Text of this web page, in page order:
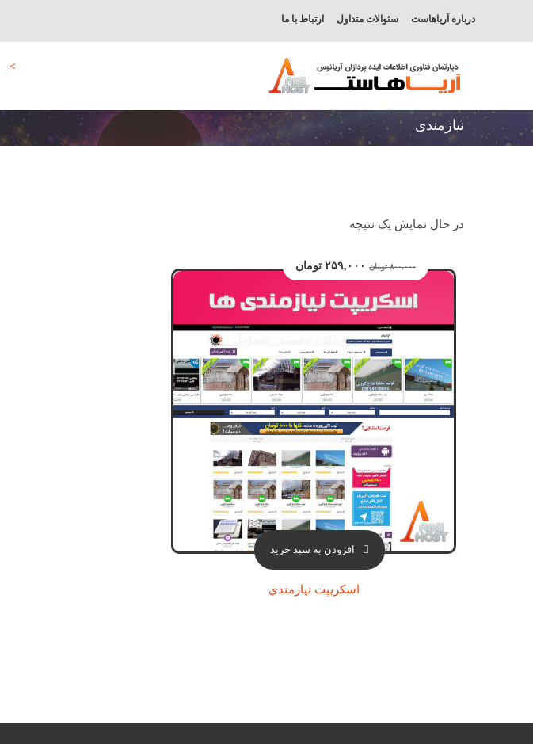
درباره آریاهاست سئوالات متداول ارتباط با ما
نیازمندی
در حال نمایش یک نتیجه
اسکریپت نیازمندی
۸۰۰,۰۰۰ تومان ۲۵۹,۰۰۰ تومان
افزودن به سبد خرید